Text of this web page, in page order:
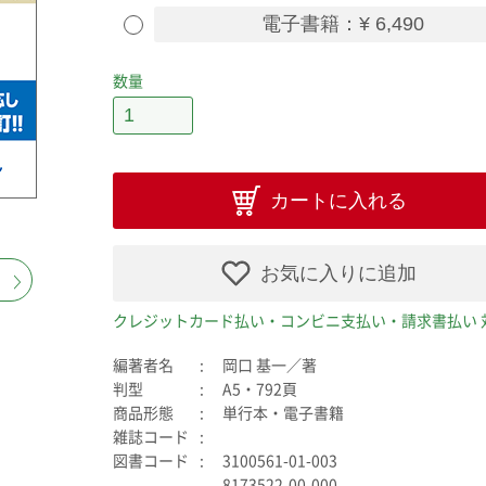
電子書籍：¥ 6,490
数量
カートに入れる
お気に入りに追加
クレジットカード払い・コンビニ支払い・請求書払い
編著者名
岡口 基一／著
判型
A5・792頁
商品形態
単行本・電子書籍
雑誌コード
図書コード
3100561-01-003